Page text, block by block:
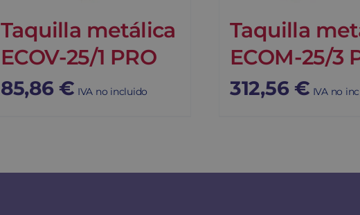
Taquilla metálica
ECOV-25/1 PRO
85,86 € IVA no incluido
Taquilla
ECOM-25/3
312,56 € IVA no